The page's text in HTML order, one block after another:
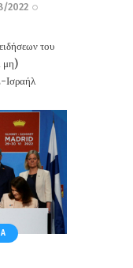
2022
του
μη)
Ισραήλ